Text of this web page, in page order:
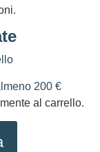
protette al
200 €
al carrello.